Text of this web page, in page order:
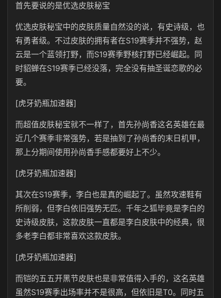
首先要说的是优选皮肤秘宝
优选皮肤秘宝中的皮肤质量自然没的说，有史诗级，也
有勇者级。不过皮肤的拥有者在S19赛季并不强势，赵
云是一个蓝领打野，而S19赛季野核打野已经崛起。同
时貂蝉在S19赛季已经没落，完全没有抽圣诞恋歌的必
要。
[虎牙奶瓶加速器]
而超值皮肤秘宝就不一样了，首先孙尚香这名英雄在最
近几个赛季非常强势，若是抽到了孙尚香的末日机甲，
那上分期间使用孙尚香手感都要好上不少。
[虎牙奶瓶加速器]
其次在S19赛季，李白也是真的崛起了。虽然攻速鞋有
所削弱，但李白依旧强势无匹。千年之狐毕竟是李白的
史诗级皮肤，这款皮肤一直都是李白皮肤中的经典，很
多老李白都非常喜欢这款皮肤。
[虎牙奶瓶加速器]
而铠的五五开黑节皮肤也是非常值得入手的，这名英雄
虽然S19赛季出场率并不是很高，但依旧是T0。同时五